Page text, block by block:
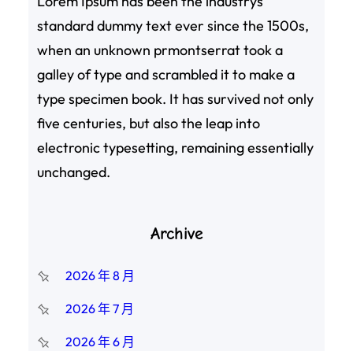
standard dummy text ever since the 1500s,
when an unknown prmontserrat took a
galley of type and scrambled it to make a
type specimen book. It has survived not only
five centuries, but also the leap into
electronic typesetting, remaining essentially
unchanged.
Archive
2026 年 8 月
2026 年 7 月
2026 年 6 月